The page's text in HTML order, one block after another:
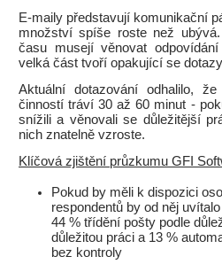
E-maily představují komunikační
množství spíše roste než
času musejí věnovat
velká část tvoří opakující se
Aktuální dotazování odhalilo,
činností tráví 30 až 60 minut -
snížili a věnovali se důležitější
nich znatelně vzroste.
Klíčová zjištění průzkumu GFI
Pokud by měli k dispozici
respondentů by od něj
44 % třídění pošty podle
důležitou práci a 13 %
bez kontroly